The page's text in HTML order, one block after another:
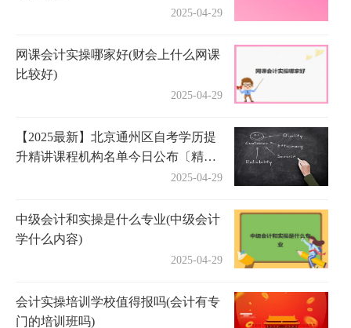
2025-04-29
网课会计实操哪家好(财会上什么网课
比较好)
2025-04-29
【2025最新】北京通州区自考学历提
升精讲课程机构名单今日公布〔精选
2025-04-29
中级会计和实操是什么专业(中级会计
学什么内容)
2025-04-29
会计实操培训学校值得报吗(会计有专
门的培训班吗)